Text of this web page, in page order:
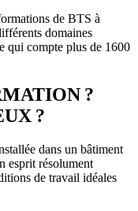
de BTS à
domaines
qui compte plus de 1600
?
?
dans un bâtiment
esprit résolument
de travail idéales